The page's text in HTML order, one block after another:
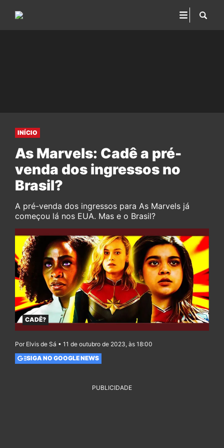
INÍCIO
As Marvels: Cadê a pré-
venda dos ingressos no
Brasil?
A pré-venda dos ingressos para As Marvels já
começou lá nos EUA. Mas e o Brasil?
CADÊ?
Por Elvis de Sá • 11 de outubro de 2023, às 18:00
SIGA NO GOOGLE NEWS
PUBLICIDADE